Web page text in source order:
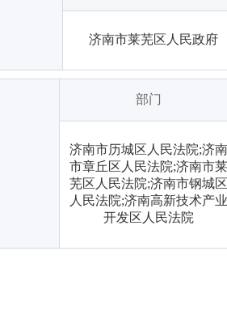
济南市莱芜区人民政府
部门
济南市历城区人民法院;济南
市章丘区人民法院;济南市莱
芜区人民法院;济南市钢城区
人民法院;济南高新技术产业
开发区人民法院